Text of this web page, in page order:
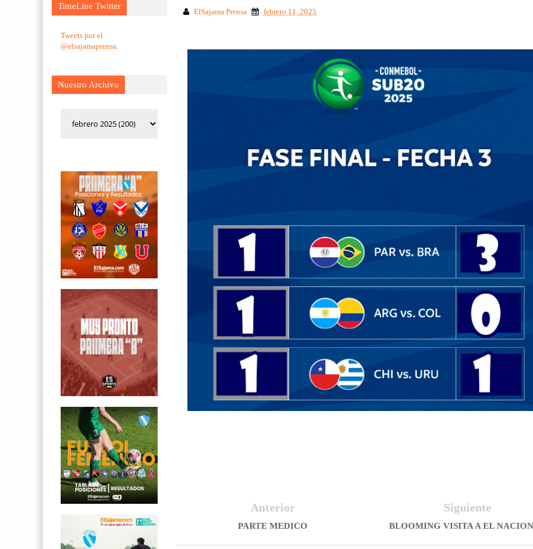
TimeLine Twitter
Tweets por el
@elsajamaprensa.
Nuestro Archivo
ElSajama Prensa febrero 11, 2025
Siguiente
BLOOMING VISITA A EL
Anterior
PARTE MEDICO